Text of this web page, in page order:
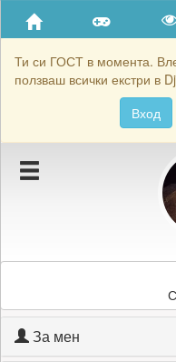
Ти си ГОСТ в момента.
ползваш всички екстри в
Вход
Приятели
Хронология на игри
Подаръците на Djagi73
Картичките на Djagi73
За мен